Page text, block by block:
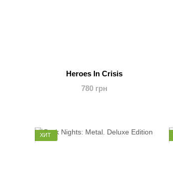
Heroes In Crisis
780 грн
ХИТ